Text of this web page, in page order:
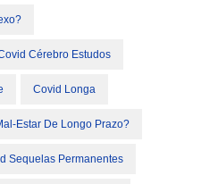
Cérebro Estudos
Covid Longa
Estar De Longo Prazo?
Sequelas Permanentes